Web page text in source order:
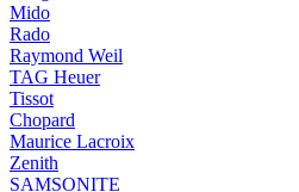
Mido
Rado
Raymond Weil
TAG Heuer
Tissot
Chopard
Maurice Lacroix
Zenith
SAMSONITE